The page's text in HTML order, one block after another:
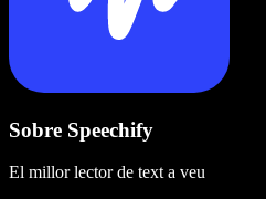
Sobre Speechify
El millor lector de text a veu